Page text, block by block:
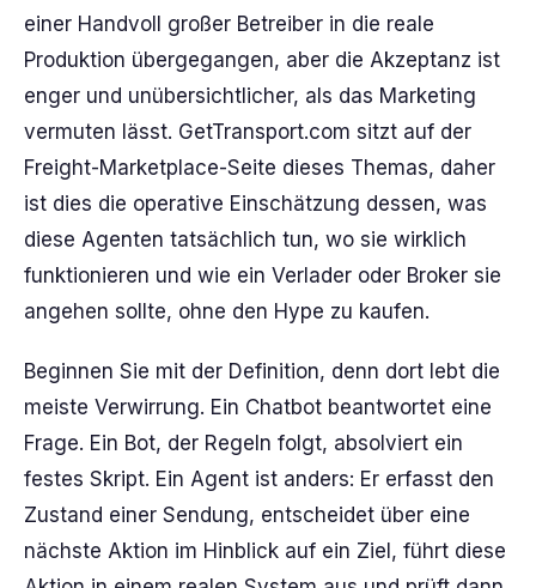
einer Handvoll großer Betreiber in die reale
Produktion übergegangen, aber die Akzeptanz ist
enger und unübersichtlicher, als das Marketing
vermuten lässt. GetTransport.com sitzt auf der
Freight-Marketplace-Seite dieses Themas, daher
ist dies die operative Einschätzung dessen, was
diese Agenten tatsächlich tun, wo sie wirklich
funktionieren und wie ein Verlader oder Broker sie
angehen sollte, ohne den Hype zu kaufen.
Beginnen Sie mit der Definition, denn dort lebt die
meiste Verwirrung. Ein Chatbot beantwortet eine
Frage. Ein Bot, der Regeln folgt, absolviert ein
festes Skript. Ein Agent ist anders: Er erfasst den
Zustand einer Sendung, entscheidet über eine
nächste Aktion im Hinblick auf ein Ziel, führt diese